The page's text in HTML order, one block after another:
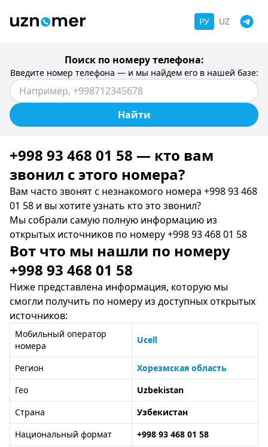
РУ UZ
Поиск по номеру телефона:
Введите номер телефона — и мы найдем его в нашей базе:
Найти
+998 93 468 01 58 — кто вам
звонил c этого номера?
Вам часто звонят с незнакомого номера +998 93 468
01 58 и вы хотите узнать кто это звонил?
Мы собрали самую полную информацию из
открытых источников по номеру +998 93 468 01 58
Вот что мы нашли по номеру
+998 93 468 01 58
Ниже представлена информация, которую мы
смогли получить по номеру из доступных открытых
источников:
Мобильный оператор
номера
Ucell
Регион
Хорезмская область
Гео
Uzbekistan
Страна
Узбекистан
Национальный формат
+998 93 468 01 58